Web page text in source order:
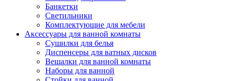
Банкетки
Светильники
Комплектующие для мебели
Аксессуары для ванной комнаты
Сушилки для белья
Диспенсеры для ватных дисков
Вешалки для ванной комнаты
Наборы для ванной